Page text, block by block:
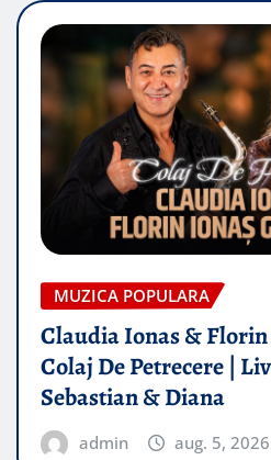
MUZICA POPULARA
Claudia Ionas &
Colaj De Petrecere |
Sebastian & Diana
admin aug. 5, 2026